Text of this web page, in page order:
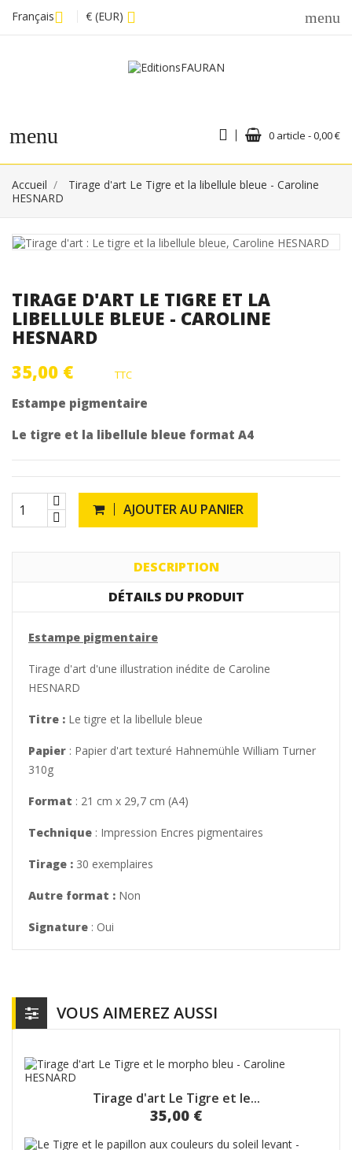
Français € (EUR) menu
menu 0 article - 0,00 €
Accueil
Tirage d'art Le Tigre et la libellule bleue - Caroline
HESNARD
TIRAGE D'ART LE TIGRE ET LA
LIBELLULE BLEUE - CAROLINE
HESNARD
35,00 €
TTC
Estampe pigmentaire
Le tigre et la libellule bleue format A4
AJOUTER AU PANIER
DESCRIPTION
DÉTAILS DU PRODUIT
Estampe pigmentaire
Tirage d'art d'une illustration inédite de Caroline
HESNARD
Titre : Le tigre et la libellule bleue
Papier : Papier d'art texturé Hahnemühle William Turner
310g
Format : 21 cm x 29,7 cm (A4)
Technique : Impression Encres pigmentaires
Tirage : 30 exemplaires
Autre format : Non
Signature : Oui
VOUS AIMEREZ AUSSI
Tirage d'art Le Tigre et le...
35,00 €